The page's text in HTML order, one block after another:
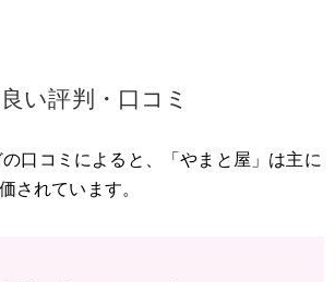
い評判・口コミ
口コミによると、「やまと屋」は主に
されています。